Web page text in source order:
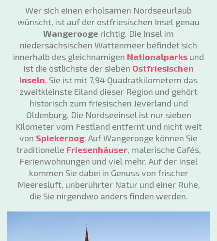
Wer sich einen erholsamen Nordseeurlaub
wünscht, ist auf der ostfriesischen Insel genau
Wangerooge richtig. Die Insel im
niedersächsischen Wattenmeer befindet sich
innerhalb des gleichnamigen Nationalparks und
ist die östlichste der sieben Ostfriesischen
Inseln. Sie ist mit 7,94 Quadratkilometern das
zweitkleinste Eiland dieser Region und gehört
historisch zum friesischen Jeverland und
Oldenburg. Die Nordseeinsel ist nur sieben
Kilometer vom Festland entfernt und nicht weit
von Spiekeroog. Auf Wangerooge können Sie
traditionelle Friesenhäuser, malerische Cafés,
Ferienwohnungen und viel mehr. Auf der Insel
kommen Sie dabei in Genuss von frischer
Meeresluft, unberührter Natur und einer Ruhe,
die Sie nirgendwo anders finden werden.